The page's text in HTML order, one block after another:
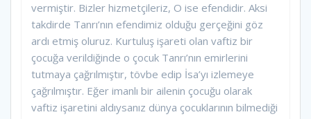
vermiştir. Bizler hizmetçileriz, O ise efendidir. Aksi
takdirde Tanrı’nın efendimiz olduğu gerçeğini göz
ardı etmiş oluruz. Kurtuluş işareti olan vaftiz bir
çocuğa verildiğinde o çocuk Tanrı’nın emirlerini
tutmaya çağrılmıştır, tövbe edip İsa’yı izlemeye
çağrılmıştır. Eğer imanlı bir ailenin çocuğu olarak
vaftiz işaretini aldıysanız dünya çocuklarının bilmediği